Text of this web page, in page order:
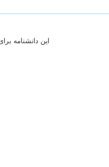
این دانشنامه